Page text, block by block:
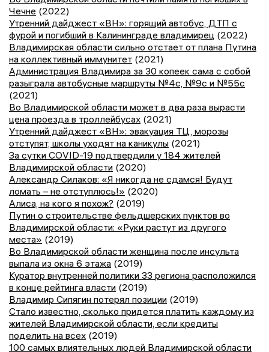
Чечне (2022)
Утренний дайджест «ВН»: горящий автобус, ДТП с
фурой и погибший в Калининграде владимирец (2022)
Владимирская области сильно отстает от плана Путина
на коллективный иммунитет (2021)
Администрация Владимира за 30 копеек сама с собой
разыграла автобусные маршруты №4с, №9с и №55с
(2021)
Во Владимирской области может в два раза вырасти
цена проезда в троллейбусах (2021)
Утренний дайджест «ВН»: эвакуация ТЦ, морозы
отступят, школы уходят на каникулы (2021)
За сутки COVID-19 подтвердили у 184 жителей
Владимирской области (2020)
Александр Силаков: «Я никогда не сдамся! Будут
ломать – не отступлюсь!» (2020)
Алиса, на кого я похож? (2019)
Путин о строительстве фельдшерских пунктов во
Владимирской области: «Руки растут из другого
места» (2019)
Во Владимирской области женщина после инсульта
выпала из окна 6 этажа (2019)
Куратор внутренней политики 33 региона расположился
в конце рейтинга власти (2019)
Владимир Сипягин потерял позиции (2019)
Стало известно, сколько придется платить каждому из
жителей Владимирской области, если кредиты
поделить на всех (2019)
100 самых влиятельных людей Владимирской области